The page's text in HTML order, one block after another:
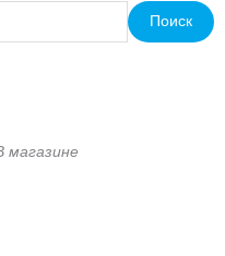
Поиск
магазине